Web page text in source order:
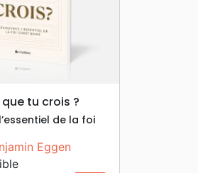
RAPIDE
tu crois ?
de la foi
Eggen